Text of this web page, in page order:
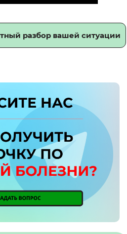
разбор вашей ситуации